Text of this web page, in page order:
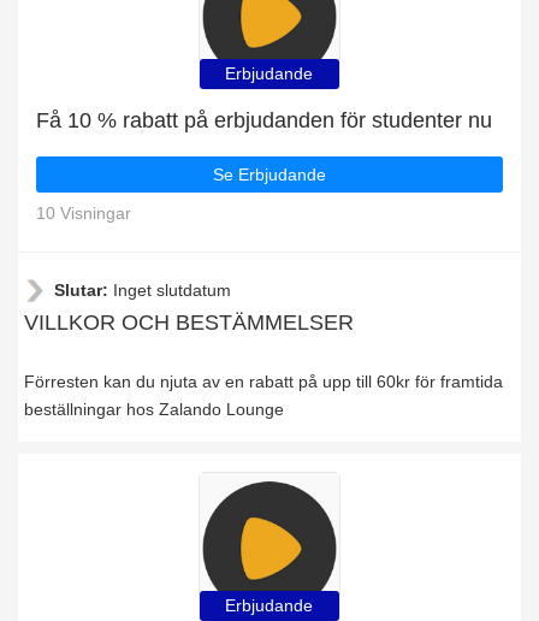
Erbjudande
Få 10 % rabatt på erbjudanden för studenter nu
Se Erbjudande
10 Visningar
Slutar: Inget slutdatum
VILLKOR OCH BESTÄMMELSER
Förresten kan du njuta av en rabatt på upp till 60kr för framtida
beställningar hos Zalando Lounge
Erbjudande